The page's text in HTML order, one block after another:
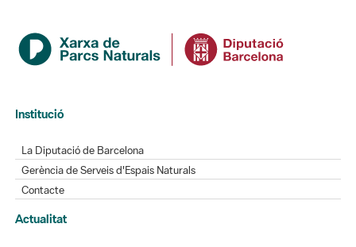
Institució
La Diputació de Barcelona
Gerència de Serveis d'Espais Naturals
Contacte
Actualitat